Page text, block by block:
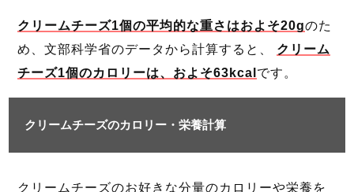
クリームチーズ1個の平均的な重さはおよそ20gのた
め、文部科学省のデータから計算すると、 クリーム
チーズ1個のカロリーは、およそ63kcal です。
クリームチーズのカロリー・栄養計算
クリームチーズのお好きな分量のカロリーや栄養を